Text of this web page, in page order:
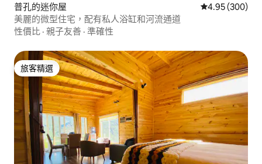
普孔的迷你屋 從 300 則評價
4.95 (300)
美麗的微型住宅，配有私人浴缸和河流通道
性價比 · 親子友善 · 準確性
旅客精選
旅客精選